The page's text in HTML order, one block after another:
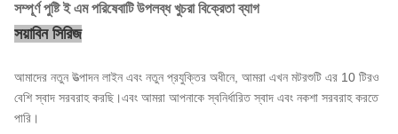
সম্পূর্ণ পুষ্টি ই এম পরিষেবাটি উপলব্ধ খুচরা বিক্রেতা ব্যাগ
সয়াবিন সিরিজ
আমাদের নতুন উত্পাদন লাইন এবং নতুন প্রযুক্তির অধীনে, আমরা এখন মটরশুটি এর 10 টিরও
বেশি স্বাদ সরবরাহ করছি।এবং আমরা আপনাকে স্বনির্ধারিত স্বাদ এবং নকশা সরবরাহ করতে
পারি।